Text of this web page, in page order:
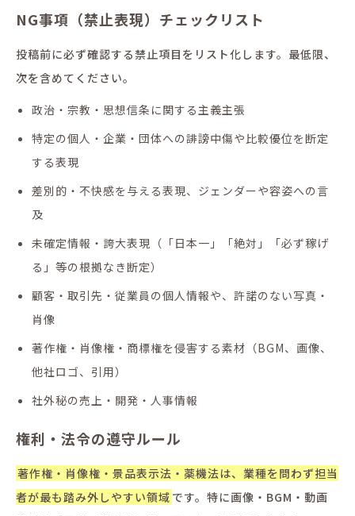
NG事項（禁止表現）チェックリスト
投稿前に必ず確認する禁止項目をリスト化します。最低限、
次を含めてください。
政治・宗教・思想信条に関する主義主張
特定の個人・企業・団体への誹謗中傷や比較優位を断定
する表現
差別的・不快感を与える表現、ジェンダーや容姿への言
及
未確定情報・誇大表現（「日本一」「絶対」「必ず稼げ
る」等の根拠なき断定）
顧客・取引先・従業員の個人情報や、許諾のない写真・
肖像
著作権・肖像権・商標権を侵害する素材（BGM、画像、
他社ロゴ、引用）
社外秘の売上・開発・人事情報
権利・法令の遵守ルール
著作権・肖像権・景品表示法・薬機法は、業種を問わず担当
者が最も踏み外しやすい領域 です。特に画像・BGM・動画